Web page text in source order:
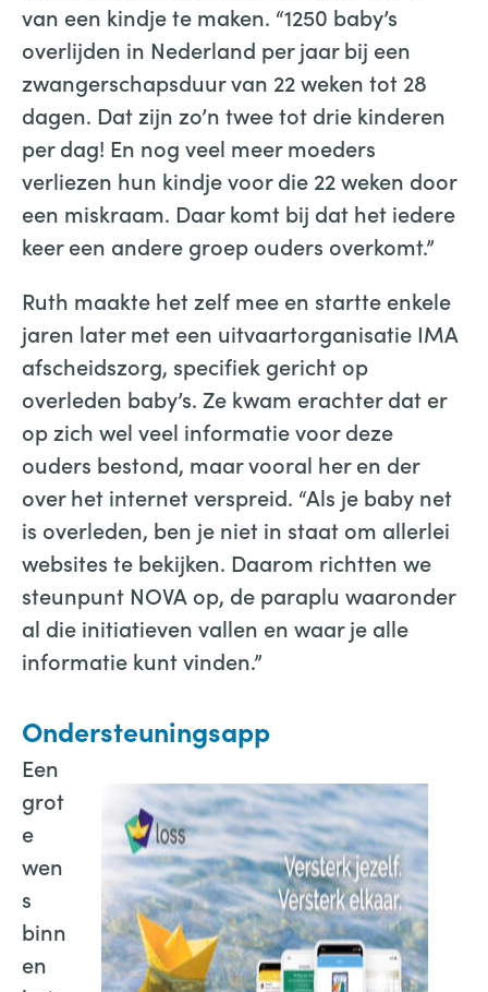
van een kindje te maken. “1250 baby’s
overlijden in Nederland per jaar bij een
zwangerschapsduur van 22 weken tot 28
dagen. Dat zijn zo’n twee tot drie kinderen
per dag! En nog veel meer moeders
verliezen hun kindje voor die 22 weken door
een miskraam. Daar komt bij dat het iedere
keer een andere groep ouders overkomt.”
Ruth maakte het zelf mee en startte enkele
jaren later met een uitvaartorganisatie IMA
afscheidszorg, specifiek gericht op
overleden baby’s. Ze kwam erachter dat er
op zich wel veel informatie voor deze
ouders bestond, maar vooral her en der
over het internet verspreid. “Als je baby net
is overleden, ben je niet in staat om allerlei
websites te bekijken. Daarom richtten we
steunpunt NOVA op, de paraplu waaronder
al die initiatieven vallen en waar je alle
informatie kunt vinden.”
Ondersteuningsapp
Een
grot
e
wen
s
binn
en